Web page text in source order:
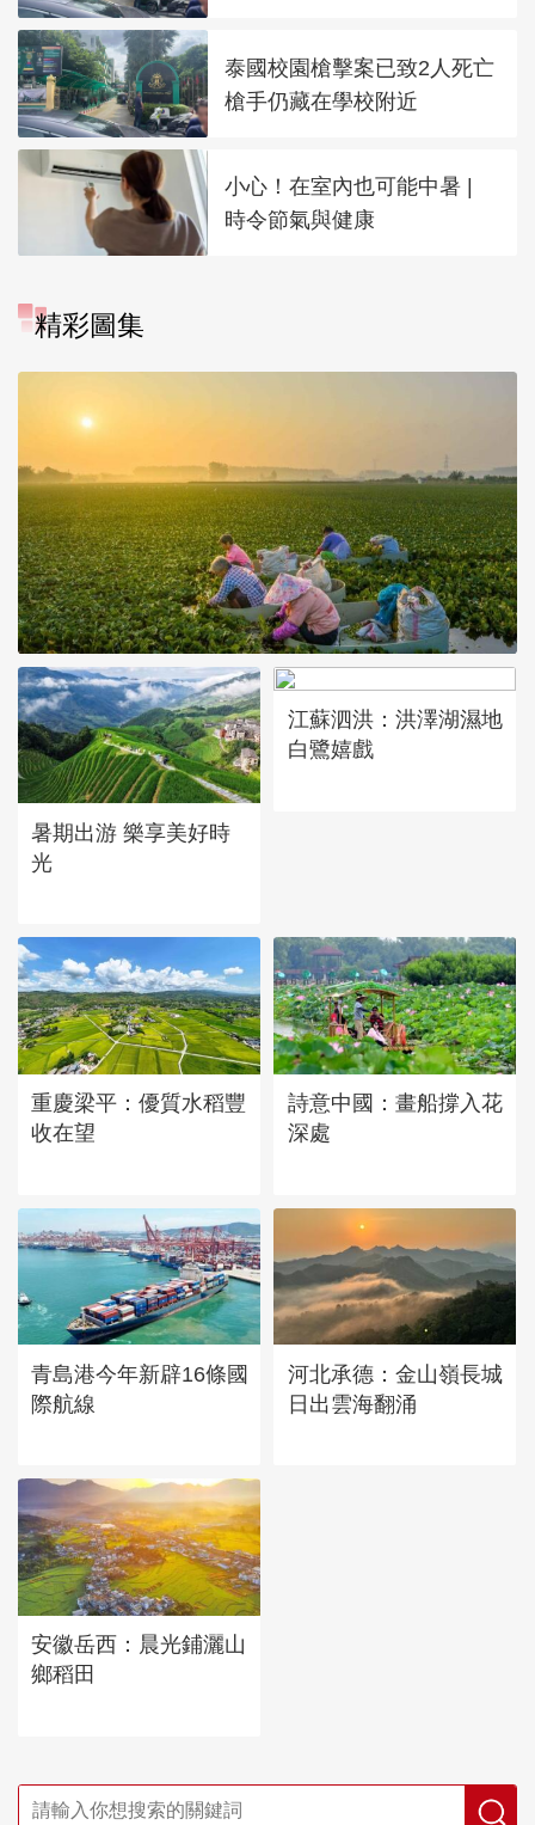
泰國校園槍擊案已致2人死亡
槍手仍藏在學校附近
小心！在室內也可能中暑 |
時令節氣與健康
精彩圖集
立秋近 採菱忙
暑期出游 樂享美好時
光
江蘇泗洪：洪澤湖濕地
白鷺嬉戲
重慶梁平：優質水稻豐
收在望
詩意中國：畫船撐入花
深處
青島港今年新辟16條國
際航線
河北承德：金山嶺長城
日出雲海翻涌
安徽岳西：晨光鋪灑山
鄉稻田